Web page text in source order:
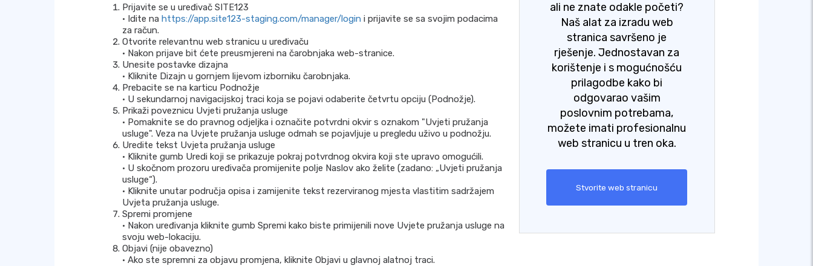
Prijavite se u uređivač SITE123
• Idite na https://app.site123-staging.com/manager/login i prijavite se sa svojim podacima
za račun.
Otvorite relevantnu web stranicu u uređivaču
• Nakon prijave bit ćete preusmjereni na čarobnjaka web-stranice.
Unesite postavke dizajna
• Kliknite Dizajn u gornjem lijevom izborniku čarobnjaka.
Prebacite se na karticu Podnožje
• U sekundarnoj navigacijskoj traci koja se pojavi odaberite četvrtu opciju (Podnožje).
Prikaži poveznicu Uvjeti pružanja usluge
• Pomaknite se do pravnog odjeljka i označite potvrdni okvir s oznakom "Uvjeti pružanja
usluge". Veza na Uvjete pružanja usluge odmah se pojavljuje u pregledu uživo u podnožju.
Uredite tekst Uvjeta pružanja usluge
• Kliknite gumb Uredi koji se prikazuje pokraj potvrdnog okvira koji ste upravo omogućili.
• U skočnom prozoru uređivača promijenite polje Naslov ako želite (zadano: „Uvjeti pružanja
usluge“).
• Kliknite unutar područja opisa i zamijenite tekst rezerviranog mjesta vlastitim sadržajem
Uvjeta pružanja usluge.
Spremi promjene
• Nakon uređivanja kliknite gumb Spremi kako biste primijenili nove Uvjete pružanja usluge na
svoju web-lokaciju.
Objavi (nije obavezno)
• Ako ste spremni za objavu promjena, kliknite Objavi u glavnoj alatnoj traci.
ali ne znate odakle početi?
Naš alat za izradu web
stranica savršeno je
rješenje. Jednostavan za
korištenje i s mogućnošću
prilagodbe kako bi
odgovarao vašim
poslovnim potrebama,
možete imati profesionalnu
web stranicu u tren oka.
Stvorite web stranicu